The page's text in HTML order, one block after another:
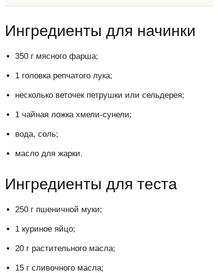
Ингредиенты для начинки
350 г мясного фарша;
1 головка репчатого лука;
несколько веточек петрушки или сельдерея;
1 чайная ложка хмели-сунели;
вода, соль;
масло для жарки.
Ингредиенты для теста
250 г пшеничной муки;
1 куриное яйцо;
20 г растительного масла;
15 г сливочного масла;